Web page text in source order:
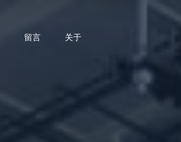
留言 关于